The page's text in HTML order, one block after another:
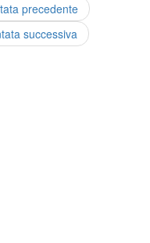
precedente
successiva